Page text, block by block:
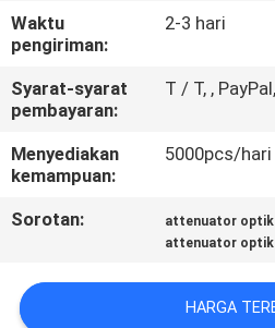
PERMINTAAN
PENAWARAN
SITEMAP
POLICY
Waktu
pengiriman:
2-3 hari
Syarat-syarat
pembayaran:
T / T, ,
Menyediakan
kemampuan:
5000pcs/hari
Sorotan: attenuator
attenuator optik
HARGA